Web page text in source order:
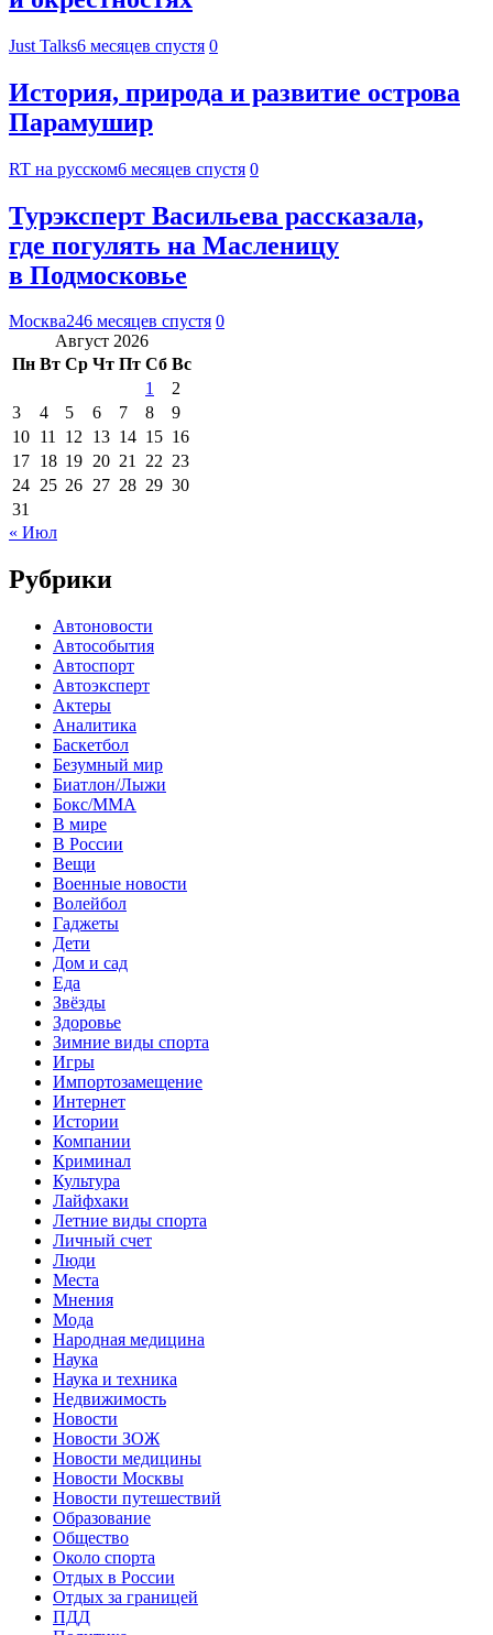
Just Talks6 месяцев спустя 0
История, природа и развитие острова
Парамушир
RT на русском6 месяцев спустя 0
Турэксперт Васильева рассказала,
где погулять на Масленицу
в Подмосковье
Москва246 месяцев спустя 0
Август 2026
Пн Вт Ср Чт Пт Сб Вс
1
2
3
4 5 6 7 8
9
10 11 12 13 14 15 16
17 18 19 20 21 22 23
24 25 26 27 28 29 30
31
« Июл
Рубрики
Автоновости
Автособытия
Автоспорт
Автоэксперт
Актеры
Аналитика
Баскетбол
Безумный мир
Биатлон/Лыжи
Бокс/MMA
В мире
В России
Вещи
Военные новости
Волейбол
Гаджеты
Дети
Дом и сад
Еда
Звёзды
Здоровье
Зимние виды спорта
Игры
Импортозамещение
Интернет
Истории
Компании
Криминал
Культура
Лайфхаки
Летние виды спорта
Личный счет
Люди
Места
Мнения
Мода
Народная медицина
Наука
Наука и техника
Недвижимость
Новости
Новости ЗОЖ
Новости медицины
Новости Москвы
Новости путешествий
Образование
Общество
Около спорта
Отдых в России
Отдых за границей
ПДД